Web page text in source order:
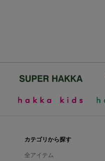
カテゴリから探す
全アイテム